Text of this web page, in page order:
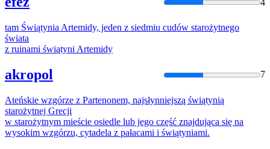
tam Świątynia Artemidy, jeden z siedmiu cudów starożytnego
świata
z ruinami świątyni Artemidy
akropol 7
Ateńskie wzgórze z Partenonem, najsłynniejszą świątynią
starożytnej Grecji
w starożytnym mieście osiedle lub jego część znajdująca się na
wysokim wzgórzu, cytadela z pałacami i świątyniami.